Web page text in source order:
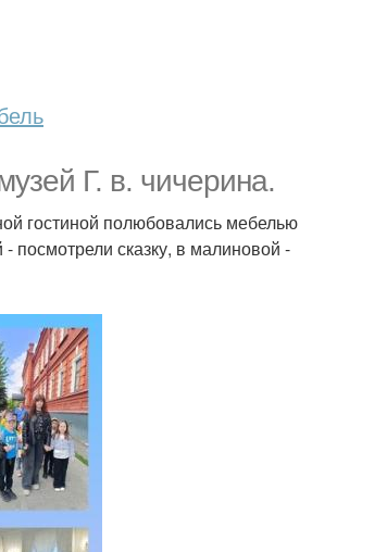
Г. в. чичерина.
гостиной полюбовались мебелью
посмотрели сказку, в малиновой -